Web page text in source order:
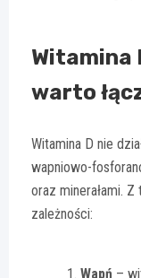
Witamina
warto
Witamina D nie
wapniowo-
oraz minerałami.
zależności:
Wapń –